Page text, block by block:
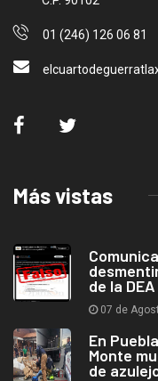
01 (246) 126 06 81
Más vistas
de la
07 de
En
Monte
de